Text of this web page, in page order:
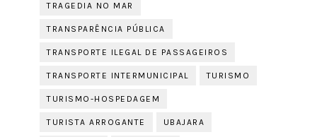
TRAGEDIA NO MAR
TRANSPARÊNCIA PÚBLICA
TRANSPORTE ILEGAL DE PASSAGEIROS
TRANSPORTE INTERMUNICIPAL TURISMO
TURISMO-HOSPEDAGEM
TURISTA ARROGANTE UBAJARA